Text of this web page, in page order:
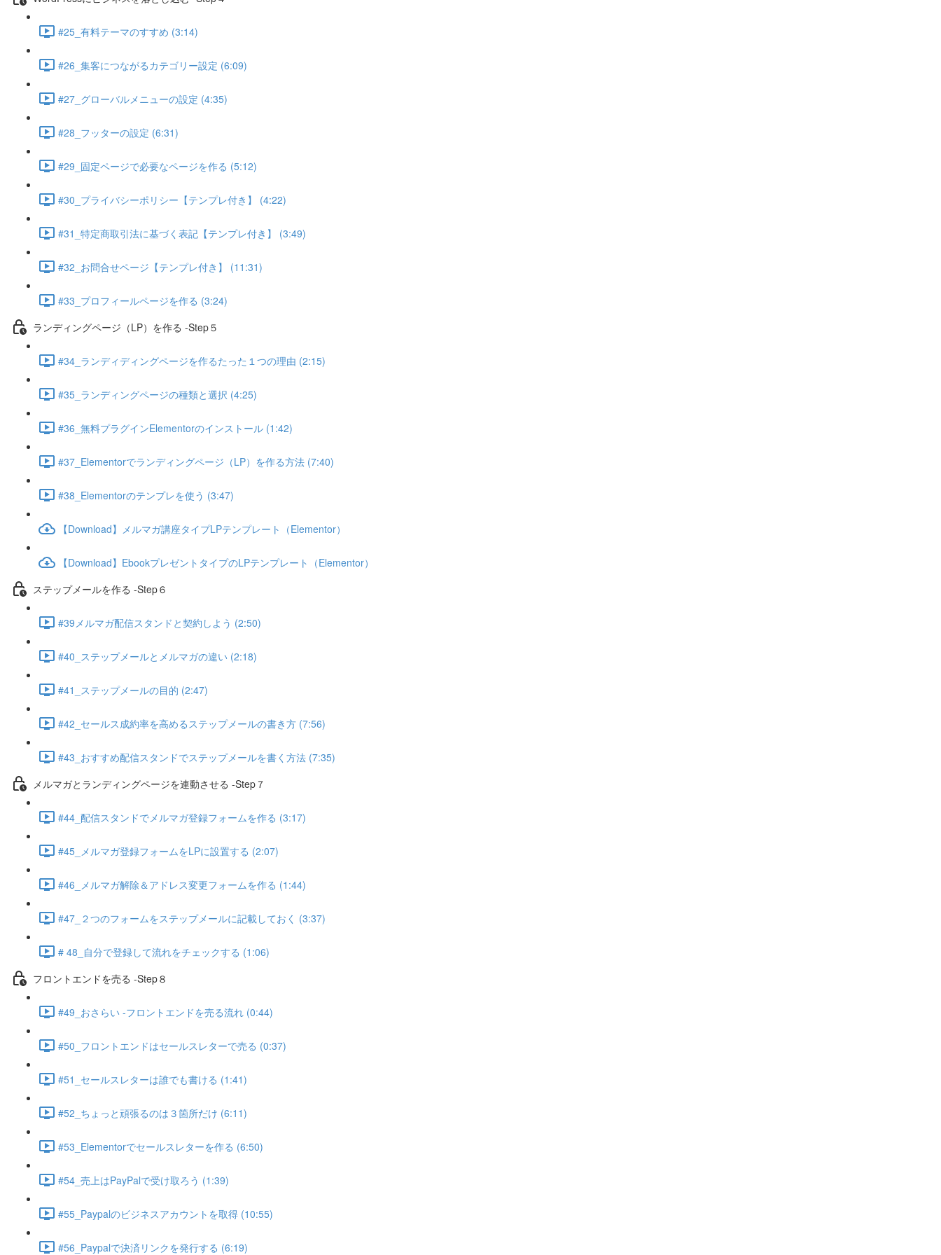
#25_有料テーマのすすめ (3:14)
#26_集客につながるカテゴリー設定 (6:09)
#27_グローバルメニューの設定 (4:35)
#28_フッターの設定 (6:31)
#29_固定ページで必要なページを作る (5:12)
#30_プライバシーポリシー【テンプレ付き】 (4:22)
#31_特定商取引法に基づく表記【テンプレ付き】 (3:49)
#32_お問合せページ【テンプレ付き】 (11:31)
#33_プロフィールページを作る (3:24)
ランディングページ（LP）を作る -Step５
#34_ランディディングページを作るたった１つの理由 (2:15)
#35_ランディングページの種類と選択 (4:25)
#36_無料プラグインElementorのインストール (1:42)
#37_Elementorでランディングページ（LP）を作る方法 (7:40)
#38_Elementorのテンプレを使う (3:47)
【Download】メルマガ講座タイプLPテンプレート（Elementor）
【Download】EbookプレゼントタイプのLPテンプレート（Elementor）
ステップメールを作る -Step６
#39メルマガ配信スタンドと契約しよう (2:50)
#40_ステップメールとメルマガの違い (2:18)
#41_ステップメールの目的 (2:47)
#42_セールス成約率を高めるステップメールの書き方 (7:56)
#43_おすすめ配信スタンドでステップメールを書く方法 (7:35)
メルマガとランディングページを連動させる -Step７
#44_配信スタンドでメルマガ登録フォームを作る (3:17)
#45_メルマガ登録フォームをLPに設置する (2:07)
#46_メルマガ解除＆アドレス変更フォームを作る (1:44)
#47_２つのフォームをステップメールに記載しておく (3:37)
# 48_自分で登録して流れをチェックする (1:06)
フロントエンドを売る -Step８
#49_おさらい -フロントエンドを売る流れ (0:44)
#50_フロントエンドはセールスレターで売る (0:37)
#51_セールスレターは誰でも書ける (1:41)
#52_ちょっと頑張るのは３箇所だけ (6:11)
#53_Elementorでセールスレターを作る (6:50)
#54_売上はPayPalで受け取ろう (1:39)
#55_Paypalのビジネスアカウントを取得 (10:55)
#56_Paypalで決済リンクを発行する (6:19)